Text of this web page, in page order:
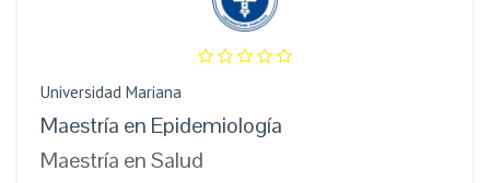
Universidad Mariana
Maestría en Epidemiología
Maestría en Salud